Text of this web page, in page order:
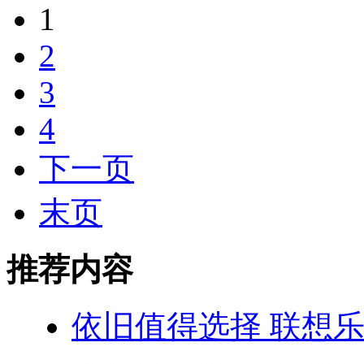
1
2
3
4
下一页
末页
推荐内容
依旧值得选择 联想